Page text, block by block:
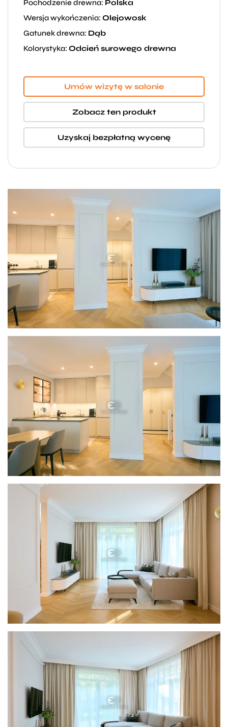
Pochodzenie drewna: Polska
Wersja wykończenia: Olejowosk
Gatunek drewna: Dąb
Kolorystyka: Odcień surowego drewna
Umów wizytę w salonie
Zobacz ten produkt
Uzyskaj bezpłatną wycenę